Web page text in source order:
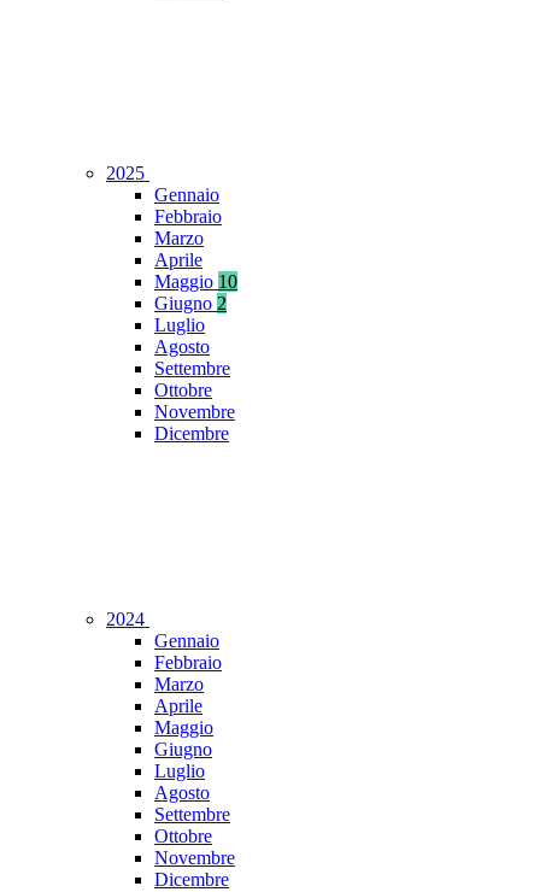
2025
Gennaio
Febbraio
Marzo
Aprile
Maggio 10
Giugno 2
Luglio
Agosto
Settembre
Ottobre
Novembre
Dicembre
2024
Gennaio
Febbraio
Marzo
Aprile
Maggio
Giugno
Luglio
Agosto
Settembre
Ottobre
Novembre
Dicembre